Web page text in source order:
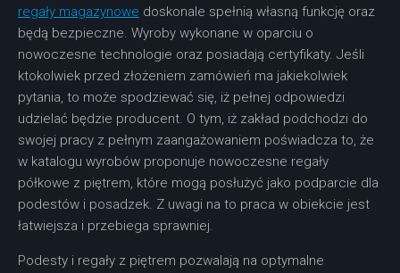
regały magazynowe doskonale spełnią własną funkcję oraz
będą bezpieczne. Wyroby wykonane w oparciu o
nowoczesne technologie oraz posiadają certyfikaty. Jeśli
ktokolwiek przed złożeniem zamówień ma jakiekolwiek
pytania, to może spodziewać się, iż pełnej odpowiedzi
udzielać będzie producent. O tym, iż zakład podchodzi do
swojej pracy z pełnym zaangażowaniem poświadcza to, że
w katalogu wyrobów proponuje nowoczesne regały
półkowe z piętrem, które mogą posłużyć jako podparcie dla
podestów i posadzek. Z uwagi na to praca w obiekcie jest
łatwiejsza i przebiega sprawniej.
Podesty i regały z piętrem pozwalają na optymalne